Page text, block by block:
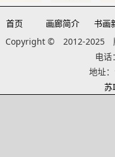
首页 画廊简介
书画
Copyright © 2012-2025
电话
地址
苏